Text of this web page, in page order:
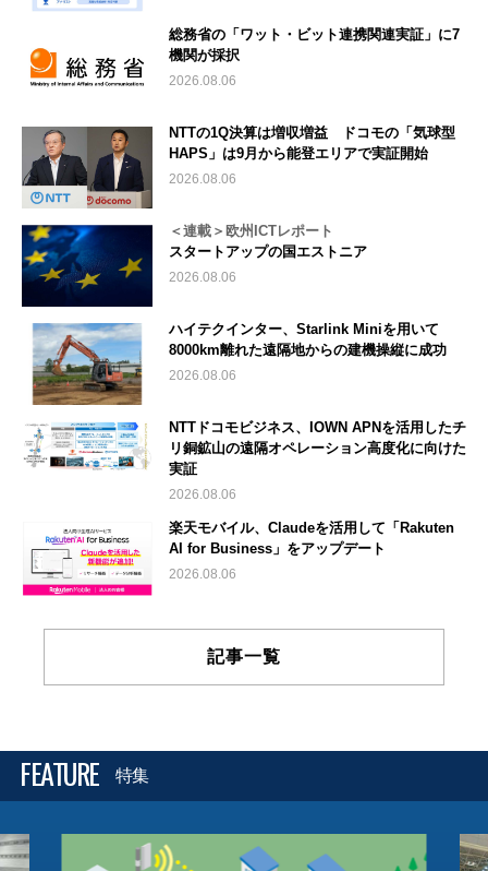
総務省の「ワット・ビット連携関連実証」に7
機関が採択
2026.08.06
NTTの1Q決算は増収増益 ドコモの「気球型
HAPS」は9月から能登エリアで実証開始
2026.08.06
＜連載＞欧州ICTレポート
スタートアップの国エストニア
2026.08.06
ハイテクインター、Starlink Miniを用いて
8000km離れた遠隔地からの建機操縦に成功
2026.08.06
NTTドコモビジネス、IOWN APNを活用したチ
リ銅鉱山の遠隔オペレーション高度化に向けた
実証
2026.08.06
楽天モバイル、Claudeを活用して「Rakuten
AI for Business」をアップデート
2026.08.06
記事一覧
FEATURE 特集